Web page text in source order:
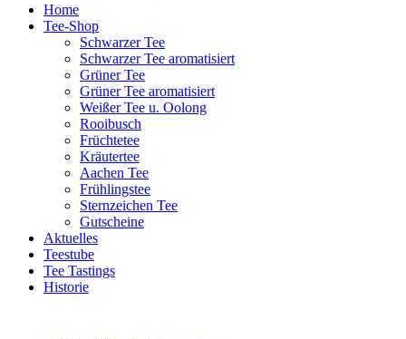
Home
Tee-Shop
Schwarzer Tee
Schwarzer Tee aromatisiert
Grüner Tee
Grüner Tee aromatisiert
Weißer Tee u. Oolong
Rooibusch
Früchtetee
Kräutertee
Aachen Tee
Frühlingstee
Sternzeichen Tee
Gutscheine
Aktuelles
Teestube
Tee Tastings
Historie